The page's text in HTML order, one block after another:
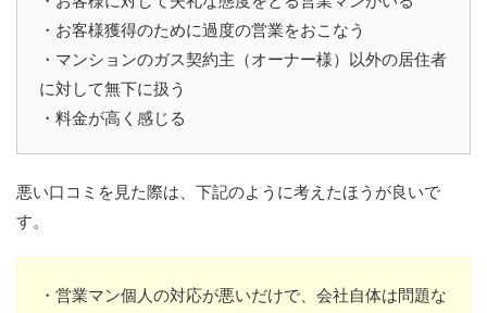
・お客様獲得のために過度の営業をおこなう
・マンションのガス契約主（オーナー様）以外の居住者
に対して無下に扱う
・料金が高く感じる
悪い口コミを見た際は、下記のように考えたほうが良いで
す。
・営業マン個人の対応が悪いだけで、会社自体は問題な